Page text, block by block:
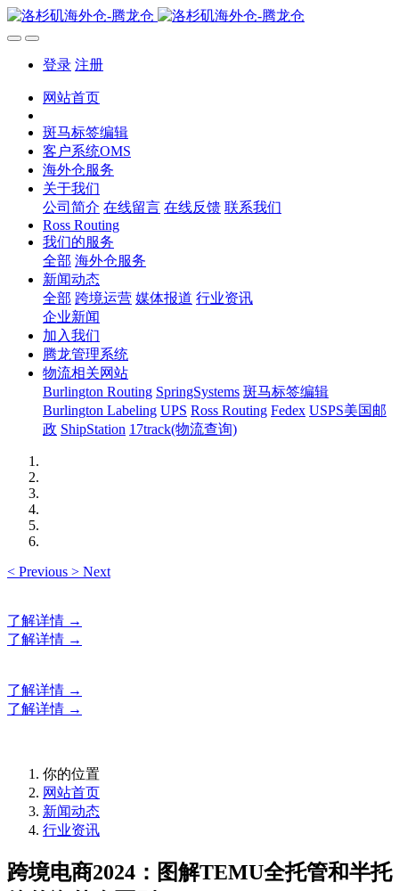
登录 注册
网站首页
斑马标签编辑
客户系统OMS
海外仓服务
关于我们
公司简介 在线留言 在线反馈 联系我们
Ross Routing
我们的服务
全部 海外仓服务
新闻动态
全部 跨境运营 媒体报道 行业资讯
企业新闻
加入我们
腾龙管理系统
物流相关网站
Burlington Routing SpringSystems 斑马标签编辑
Burlington Labeling UPS Ross Routing Fedex USPS美国邮
政 ShipStation 17track(物流查询)
< Previous > Next
了解详情 →
了解详情 →
了解详情 →
了解详情 →
你的位置
网站首页
新闻动态
行业资讯
跨境电商2024：图解TEMU全托管和半托